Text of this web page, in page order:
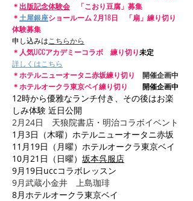
＊出版記念体験会 「こおり豆腐」募集
＊ 土屋銀座ショールーム 2月18日 「扇」練り切り
体験募集
申し込みは こちらから
＊人気UCCアカデミーコラボ 練り切り未定
​詳しくはこちら
＊ホテルニューオータニ赤坂練り切り
開催企画中
＊ホテルオークラ東京ベイ練り切り 開催企画中
12時から優雅なランチ付き、その後はお楽
しみ体験 近日公開
​2月24日 天狼院書店・明治コラボイベント
1月3日（木曜）ホテルニューオータニ赤坂
11月19日（月曜）ホテルオークラ東京ベイ
10月21日（日曜） 坂本呉服店
9月19日uccコラボレッスン
​9月武蔵小金井 上島珈琲
8月ホテルオークラ東京ベイ